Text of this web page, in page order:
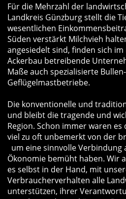
Für die Mehrzahl der
Landkreis Günzburg stellt die
wesentlichen
Süden verstärkt Milchvieh
angesiedelt sind, finden sich
Ackerbau betreibende
Maße auch spezialisierte
Geflügelmastbetriebe.
Die konventionelle und
und bleibt die tragende und
Region. Schon immer waren es
viel zu oft unbemerkt von der
um eine sinnvolle Verbindung
Ökonomie bemüht haben. Wir
es selbst in der Hand, mit
Verbraucherverhalten alle
unterstützen, ihrer